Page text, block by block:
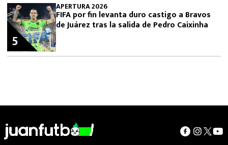
APERTURA 2026
FIFA por fin levanta duro castigo a Bravos
de Juárez tras la salida de Pedro Caixinha
5